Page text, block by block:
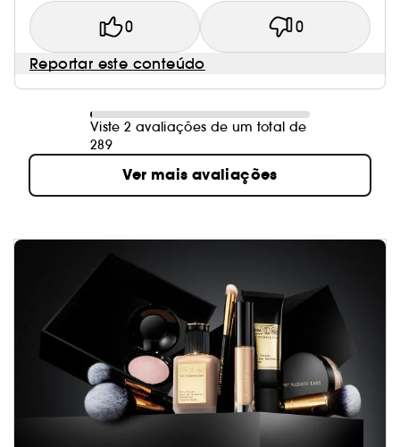
0 0
Reportar este conteúdo
Viste 2 avaliações de um total de
289
Ver mais avaliações